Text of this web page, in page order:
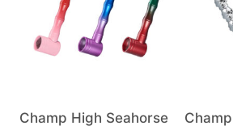
Champ High Seahorse